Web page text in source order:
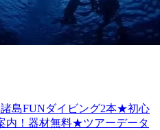
島FUNダイビング2本★初心
内！器材無料★ツアーデータ